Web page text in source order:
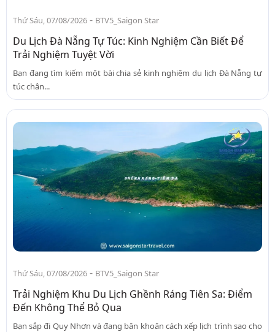
Thứ Sáu, 07/08/2026 - BTV5_Saigon Star
Du Lịch Đà Nẵng Tự Túc: Kinh Nghiệm Cần Biết Để
Trải Nghiệm Tuyệt Vời
Bạn đang tìm kiếm một bài chia sẻ kinh nghiệm du lịch Đà Nẵng tự
túc chân...
Thứ Sáu, 07/08/2026 - BTV5_Saigon Star
Trải Nghiệm Khu Du Lịch Ghềnh Ráng Tiên Sa: Điểm
Đến Không Thể Bỏ Qua
Bạn sắp đi Quy Nhơn và đang băn khoăn cách xếp lịch trình sao cho